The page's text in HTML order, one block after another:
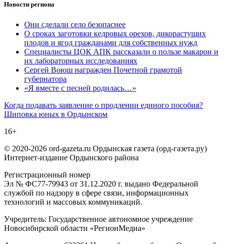
Новости региона
Они сделали село безопаснее
О сроках заготовки кедровых орехов, дикорастущих
плодов и ягод гражданами для собственных нужд
Специалисты ЦОК АПК рассказали о пользе макарон и
их лабораторных исследованиях
Сергей Воюш награжден Почетной грамотой
губернатора
«Я вместе с песней родилась…»
Навигация
по
записям
Когда подавать заявление о продлении единого пособия?
Шиповка юных в Ордынском
16+
© 2020-2026 ord-gazeta.ru Ордынская газета (орд-газета.ру)
Интернет-издание Ордынского района
Регистрационный номер
Эл № ФС77-79943 от 31.12.2020 г. выдано Федеральной
службой по надзору в сфере связи, информационных
технологий и массовых коммуникаций.
Учредитель: Государственное автономное учреждение
Новосибирской области «РегионМедиа»